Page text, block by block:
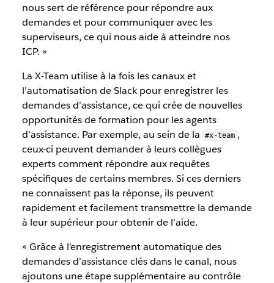
nous sert de référence pour répondre aux
demandes et pour communiquer avec les
superviseurs, ce qui nous aide à atteindre nos
ICP. »
La X-Team utilise à la fois les canaux et
l’automatisation de Slack pour enregistrer les
demandes d’assistance, ce qui crée de nouvelles
opportunités de formation pour les agents
d’assistance. Par exemple, au sein de la
#x-team ,
ceux-ci peuvent demander à leurs collègues
experts comment répondre aux requêtes
spécifiques de certains membres. Si ces derniers
ne connaissent pas la réponse, ils peuvent
rapidement et facilement transmettre la demande
à leur supérieur pour obtenir de l’aide.
« Grâce à l’enregistrement automatique des
demandes d’assistance clés dans le canal, nous
ajoutons une étape supplémentaire au contrôle